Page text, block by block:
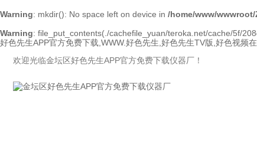
Warning: mkdir(): No space left on device in /home/www/
Warning: file_put_contents(./cachefile_yuan/teroka.net/cache/5f/
好色先生APP官方免费下载,WWW.好色先生,好色先生TV版,好色视频
欢迎光临金坛区好色先生APP官方免费下载仪器厂！